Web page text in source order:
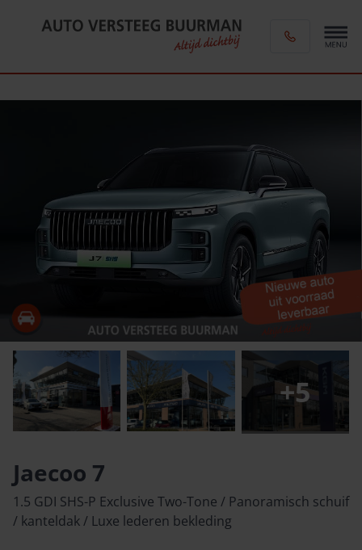
+5
Jaecoo 7
1.5 GDI SHS-P Exclusive Two-Tone / Panoramisch schuif
/ kanteldak / Luxe lederen bekleding